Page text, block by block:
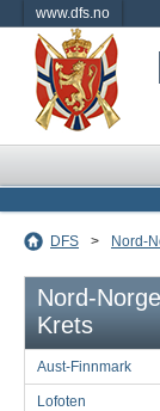
www.dfs.no
DFS > Nord-
Nord-Norge
Krets
Aust-Finnmark
Lofoten